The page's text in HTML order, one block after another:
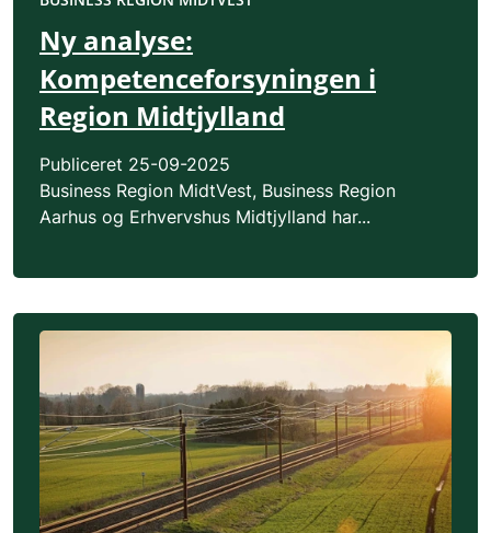
Ny analyse:
Kompetenceforsyningen i
Region Midtjylland
Publiceret 25-09-2025
Business Region MidtVest, Business Region
Aarhus og Erhvervshus Midtjylland har...